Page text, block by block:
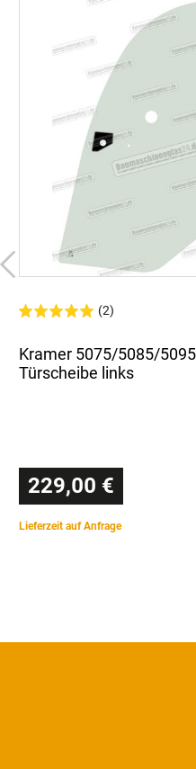
(2)
Kramer 5075/5085/
Türscheibe links
229,00 €
Lieferzeit auf Anfrage